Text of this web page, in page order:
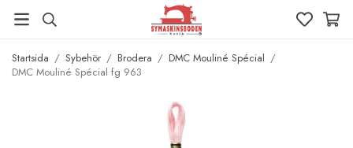
Startsida / Sybehör / Brodera / DMC Mouliné Spécial /
DMC Mouliné Spécial fg 963